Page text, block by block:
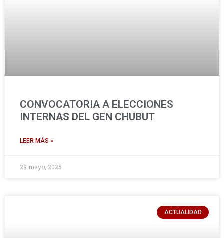
CONVOCATORIA A ELECCIONES
INTERNAS DEL GEN CHUBUT
LEER MÁS »
29 mayo, 2025
ACTUALIDAD